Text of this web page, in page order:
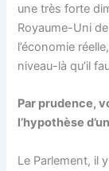
une très forte
Royaume-Uni
l’économie
niveau-là qu’il
Par prudence,
l’hypothèse
Le Parlement, il